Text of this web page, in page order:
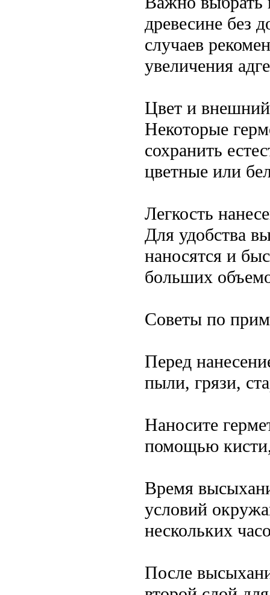
древесине без
случаев
увеличения
Цвет и
Некоторые
сохранить
цветные или
Легкость
Для удобства
наносятся и
больших
Советы по
Перед
пыли, грязи,
Наносите
помощью
Время
условий
нескольких
После